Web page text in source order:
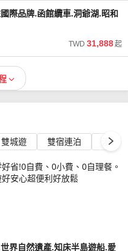
際品牌.函館纜車.洞爺湖.昭和
TWD 31,888起
雙城遊 雙宿連泊 漫遊
省!0自費、0小費、0自理餐。
安心超便利好放鬆
界自然遺產.知床半島遊船.愛